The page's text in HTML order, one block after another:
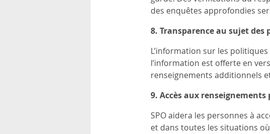
des enquêtes approfondies
8. Transparence au sujet
L’information sur les
l’information est offerte en
renseignements additionnels
9. Accès aux
SPO aidera les personnes à
et dans toutes les situations